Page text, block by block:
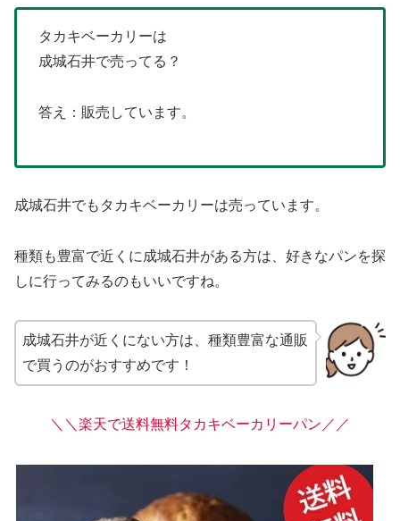
タカキベーカリーは
成城石井で売ってる？
答え：販売しています。
成城石井でもタカキベーカリーは売っています。
種類も豊富で近くに成城石井がある方は、好きなパンを探
しに行ってみるのもいいですね。
成城石井が近くにない方は、種類豊富な通販
で買うのがおすすめです！
＼＼楽天で送料無料タカキベーカリーパン／／